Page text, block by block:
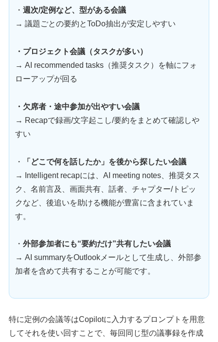
・週次/定例など、型がある会議
→ 議題ごとの要約とToDo抽出が安定しやすい
・プロジェクト会議（タスクが多い）
→ AI recommended tasks（推奨タスク）を軸にフォ
ローアップが回る
・欠席者・途中参加が出やすい会議
→ Recapで録画/文字起こし/要約をまとめて確認しや
すい
・
「どこで何を話したか」を後から探したい会議
→ Intelligent recapには、AI meeting notes、推奨タス
ク、名前言及、画面共有、話者、チャプター/トピッ
クなど、後追いを助ける機能が豊富に含まれていま
す。
・外部参加者にも“要約だけ”共有したい会議
→ AI summaryをOutlookメールとして生成し、外部参
加者を含めて共有することが可能です。
特に定例の会議等はCopilotに入力するプロンプトを用意
してそれを使い回すことで、毎回同じ型の議事録を作成